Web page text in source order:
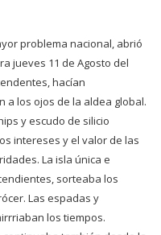
problema nacional, abrió
jueves 11 de Agosto del
hacían
a los ojos de la aldea global.
y escudo de silicio
intereses y el valor de las
La isla única e
sorteaba los
Las espadas y
los tiempos.